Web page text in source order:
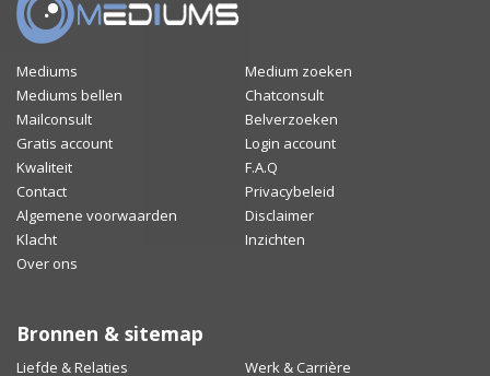
Mediums
Medium zoeken
Mediums bellen
Chatconsult
Mailconsult
Belverzoeken
Gratis account
Login account
Kwaliteit
F.A.Q
Contact
Privacybeleid
Algemene voorwaarden
Disclaimer
Klacht
Inzichten
Over ons
Bronnen & sitemap
Liefde & Relaties Werk & Carrière